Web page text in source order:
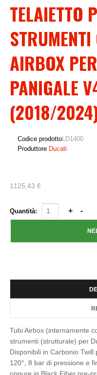
TELAIETTO
AIRBOX
PANIGALE
(2018/
Codice prodottoLD1400
Produttore Ducati
1125,43 €
Quantità:
Tubi Airbox (internamente
strumenti (strutturale) per
Disponibili in Carbonio
120°, 8 bar di pressione e